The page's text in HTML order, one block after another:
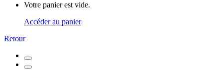
Votre panier est vide.
Accéder au panier
Retour